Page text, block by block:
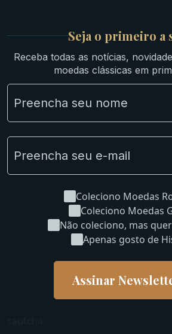
Ibéricas
Lotes
Material
NGC e NNC
Novidades
Seja o primeiro a
Receba todas as notícias,
moedas clássicas em
Coleciono Moedas
Coleciono Moedas
Não coleciono, mas
Apenas gosto de
Assinar